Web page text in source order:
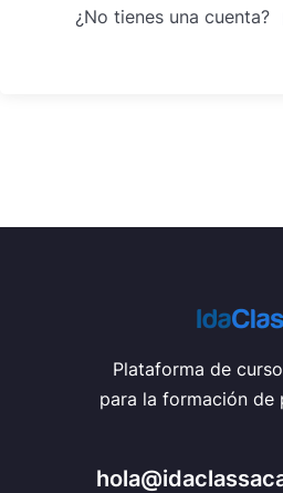
¿No tienes una cuenta?
Plataforma de
para la formación de